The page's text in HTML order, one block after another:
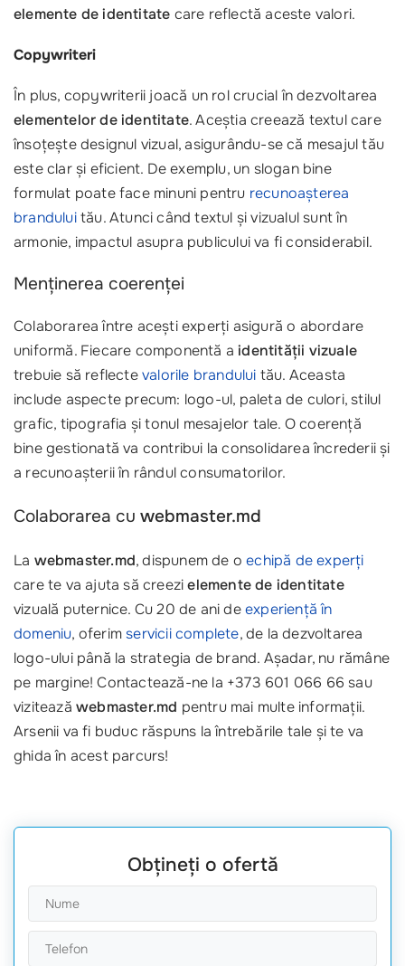
elemente de identitate care reflectă aceste valori.
Copywriteri
În plus, copywriterii joacă un rol crucial în dezvoltarea
elementelor de identitate. Aceștia creează textul care
însoțește designul vizual, asigurându-se că mesajul tău
este clar și eficient. De exemplu, un slogan bine
formulat poate face minuni pentru recunoașterea
branduluitău. Atunci când textul și vizualul sunt în
armonie, impactul asupra publicului va fi considerabil.
Menținerea coerenței
Colaborarea între acești experți asigură o abordare
uniformă. Fiecare componentă aidentității vizuale
trebuie să reflectevalorile brandului tău. Aceasta
include aspecte precum: logo-ul, paleta de culori, stilul
grafic, tipografia și tonul mesajelor tale. O coerență
bine gestionată va contribui la consolidarea încrederii și
a recunoașterii în rândul consumatorilor.
Colaborarea cu webmaster.md
La webmaster.md, dispunem de oechipă de experți
care te va ajuta să creezielemente de identitate
vizuală puternice. Cu 20 de ani deexperiență în
domeniu, oferimservicii complete, de la dezvoltarea
logo-ului până la strategia de brand. Așadar, nu rămâne
pe margine! Contactează-ne la +373 601 066 66 sau
vizitează webmaster.md pentru mai multe informații.
Arsenii va fi buduc răspuns la întrebările tale și te va
ghida în acest parcurs!
Obțineți o ofertă